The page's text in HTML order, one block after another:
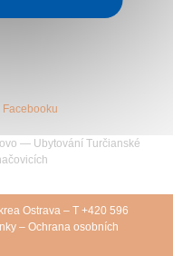
— Ubytování Turčianské
Ostrava – T +420 596
– Ochrana osobních